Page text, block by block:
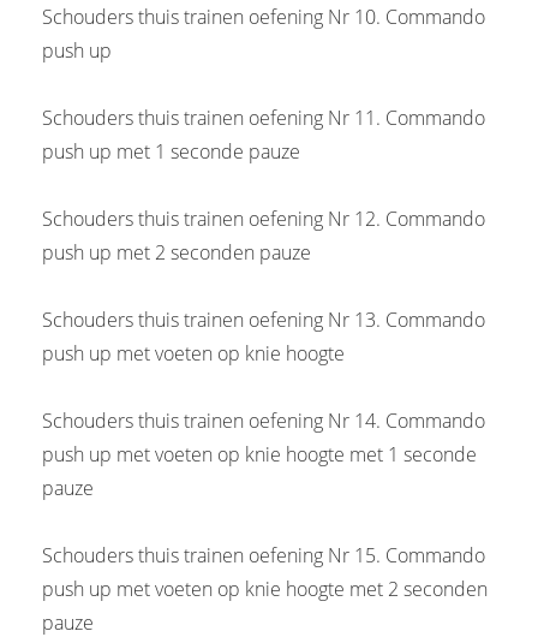
Schouders thuis trainen oefening Nr 10. Commando
push up
Schouders thuis trainen oefening Nr 11. Commando
push up met 1 seconde pauze
Schouders thuis trainen oefening Nr 12. Commando
push up met 2 seconden pauze
Schouders thuis trainen oefening Nr 13. Commando
push up met voeten op knie hoogte
Schouders thuis trainen oefening Nr 14. Commando
push up met voeten op knie hoogte met 1 seconde
pauze
Schouders thuis trainen oefening Nr 15. Commando
push up met voeten op knie hoogte met 2 seconden
pauze